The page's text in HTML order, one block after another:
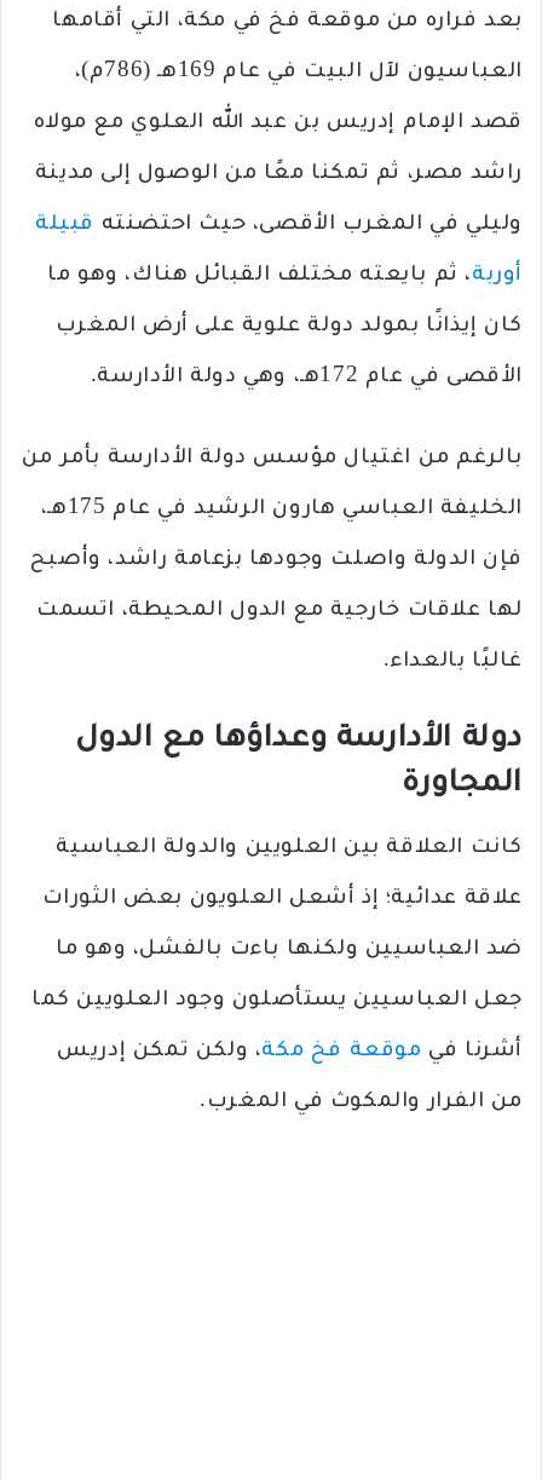
بعد فراره من موقعة فخ في مكة، التي أقامها
العباسيون لآل البيت في عام 169هـ (786م)،
قصد الإمام إدريس بن عبد الله العلوي مع مولاه
راشد مصر، ثم تمكنا معًا من الوصول إلى مدينة
وليلي في المغرب الأقصى، حيث احتضنته قبيلة
أوربة، ثم بايعته مختلف القبائل هناك، وهو ما
كان إيذانًا بمولد دولة علوية على أرض المغرب
الأقصى في عام 172هـ، وهي دولة الأدارسة.
بالرغم من اغتيال مؤسس دولة الأدارسة بأمر من
الخليفة العباسي هارون الرشيد في عام 175هـ،
فإن الدولة واصلت وجودها بزعامة راشد، وأصبح
لها علاقات خارجية مع الدول المحيطة، اتسمت
غالبًا بالعداء.
دولة الأدارسة وعداؤها مع الدول
المجاورة
كانت العلاقة بين العلويين والدولة العباسية
علاقة عدائية؛ إذ أشعل العلويون بعض الثورات
ضد العباسيين ولكنها باءت بالفشل، وهو ما
جعل العباسيين يستأصلون وجود العلويين كما
أشرنا في موقعة فخ مكة، ولكن تمكن إدريس
من الفرار والمكوث في المغرب.